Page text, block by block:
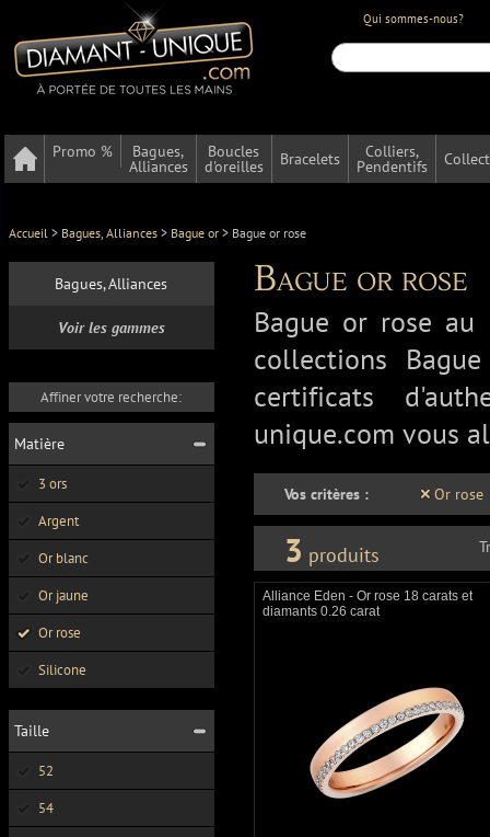
Qui sommes-nous?
Promo % Bagues,
Alliances
Boucles
d'oreilles Bracelets Colliers,
Pendentifs
Accueil > Bagues, Alliances > Bague or > Bague or rose
Bagues, Alliances
Voir les gammes
Affiner votre recherche:
Matière
3 ors
Argent
Or blanc
Or jaune
Or rose
Silicone
Taille
52
54
Bague or rose
Bague or rose au
collections
certificats
unique.com vous
Vos critères : Or rose
3 produits
Alliance Eden - Or rose 18 carats et
diamants 0.26 carat